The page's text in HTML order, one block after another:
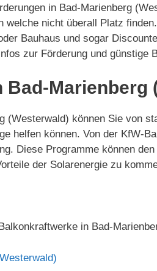
in Bad-Marienberg
welche nicht überall Platz
Bauhaus und sogar
zur Förderung und günstige
Marienberg
(Westerwald) können Sie von
helfen können. Von der KfW-
Diese Programme können
der Solarenergie zu
in Bad-